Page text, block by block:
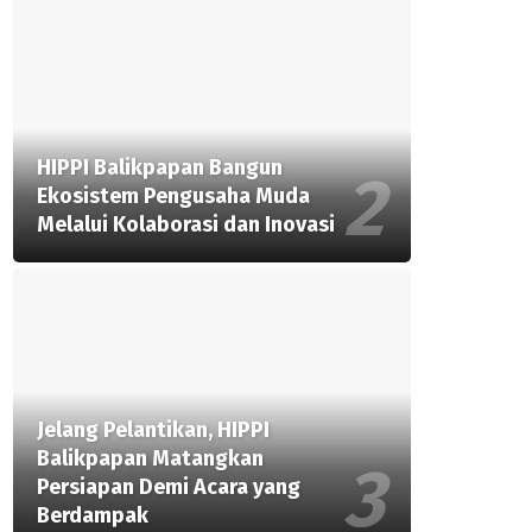
HIPPI Balikpapan Bangun
Ekosistem Pengusaha Muda
Melalui Kolaborasi dan Inovasi
Jelang Pelantikan, HIPPI
Balikpapan Matangkan
Persiapan Demi Acara yang
Berdampak